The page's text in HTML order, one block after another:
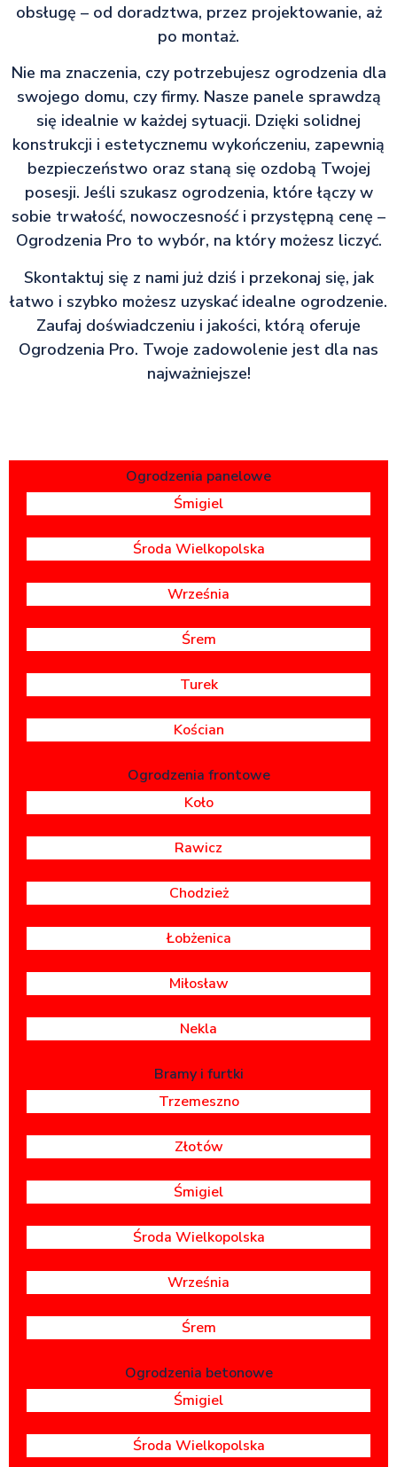
obsługę – od doradztwa, przez projektowanie, aż
po montaż.
Nie ma znaczenia, czy potrzebujesz ogrodzenia dla
swojego domu, czy firmy. Nasze panele sprawdzą
się idealnie w każdej sytuacji. Dzięki solidnej
konstrukcji i estetycznemu wykończeniu, zapewnią
bezpieczeństwo oraz staną się ozdobą Twojej
posesji. Jeśli szukasz ogrodzenia, które łączy w
sobie trwałość, nowoczesność i przystępną cenę –
Ogrodzenia Pro to wybór, na który możesz liczyć.
Skontaktuj się z nami już dziś i przekonaj się, jak
łatwo i szybko możesz uzyskać idealne ogrodzenie.
Zaufaj doświadczeniu i jakości, którą oferuje
Ogrodzenia Pro. Twoje zadowolenie jest dla nas
najważniejsze!
Ogrodzenia panelowe
Śmigiel
Środa Wielkopolska
Września
Śrem
Turek
Kościan
Ogrodzenia frontowe
Koło
Rawicz
Chodzież
Łobżenica
Miłosław
Nekla
Bramy i furtki
Trzemeszno
Złotów
Śmigiel
Środa Wielkopolska
Września
Śrem
Ogrodzenia betonowe
Śmigiel
Środa Wielkopolska